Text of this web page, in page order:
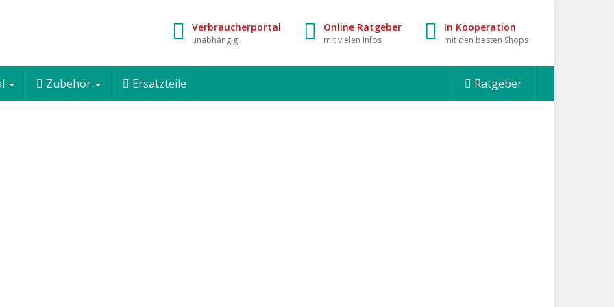
Verbraucherportal
unabhängig
Online Ratgeber
mit vielen Infos
In Kooperation
mit den besten Shops
Zubehör Ersatzteile Ratgeber